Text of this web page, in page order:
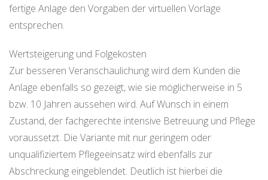
fertige Anlage den Vorgaben der virtuellen Vorlage
entsprechen.
Wertsteigerung und Folgekosten
Zur besseren Veranschaulichung wird dem Kunden die
Anlage ebenfalls so gezeigt, wie sie möglicherweise in 5
bzw. 10 Jahren aussehen wird. Auf Wunsch in einem
Zustand, der fachgerechte intensive Betreuung und Pflege
voraussetzt. Die Variante mit nur geringem oder
unqualifiziertem Pflegeeinsatz wird ebenfalls zur
Abschreckung eingeblendet. Deutlich ist hierbei die